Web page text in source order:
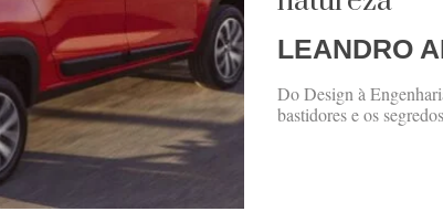
LEANDRO
Do Design à
bastidores e os